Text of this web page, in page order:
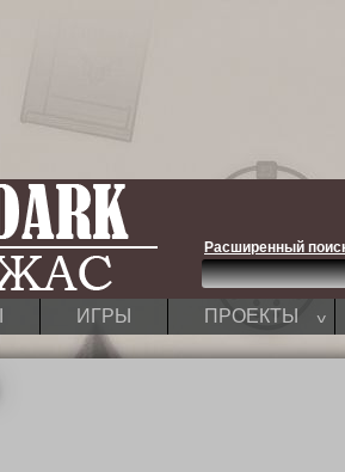
Расширенный
ИГРЫ ПРОЕКТЫ ^